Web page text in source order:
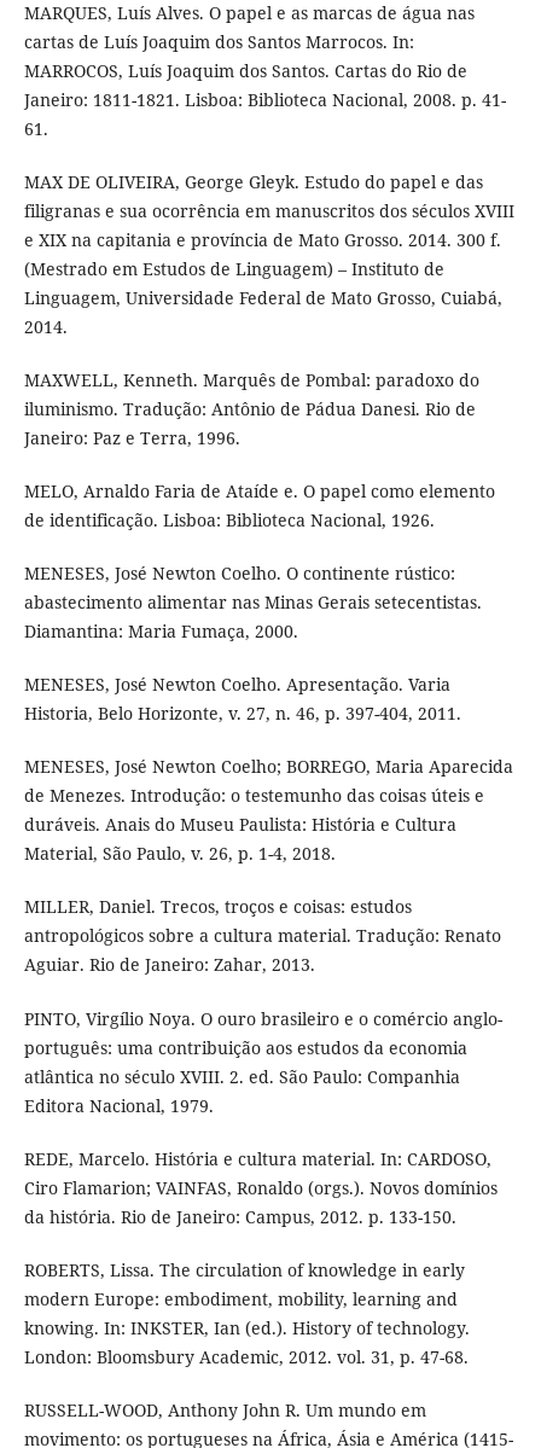
MARQUES, Luís Alves. O papel e as marcas de água nas
cartas de Luís Joaquim dos Santos Marrocos. In:
MARROCOS, Luís Joaquim dos Santos. Cartas do Rio de
Janeiro: 1811-1821. Lisboa: Biblioteca Nacional, 2008. p. 41-
61.
MAX DE OLIVEIRA, George Gleyk. Estudo do papel e das
filigranas e sua ocorrência em manuscritos dos séculos XVIII
e XIX na capitania e província de Mato Grosso. 2014. 300 f.
(Mestrado em Estudos de Linguagem) – Instituto de
Linguagem, Universidade Federal de Mato Grosso, Cuiabá,
2014.
MAXWELL, Kenneth. Marquês de Pombal: paradoxo do
iluminismo. Tradução: Antônio de Pádua Danesi. Rio de
Janeiro: Paz e Terra, 1996.
MELO, Arnaldo Faria de Ataíde e. O papel como elemento
de identificação. Lisboa: Biblioteca Nacional, 1926.
MENESES, José Newton Coelho. O continente rústico:
abastecimento alimentar nas Minas Gerais setecentistas.
Diamantina: Maria Fumaça, 2000.
MENESES, José Newton Coelho. Apresentação. Varia
Historia, Belo Horizonte, v. 27, n. 46, p. 397-404, 2011.
MENESES, José Newton Coelho; BORREGO, Maria Aparecida
de Menezes. Introdução: o testemunho das coisas úteis e
duráveis. Anais do Museu Paulista: História e Cultura
Material, São Paulo, v. 26, p. 1-4, 2018.
MILLER, Daniel. Trecos, troços e coisas: estudos
antropológicos sobre a cultura material. Tradução: Renato
Aguiar. Rio de Janeiro: Zahar, 2013.
PINTO, Virgílio Noya. O ouro brasileiro e o comércio anglo-
português: uma contribuição aos estudos da economia
atlântica no século XVIII. 2. ed. São Paulo: Companhia
Editora Nacional, 1979.
REDE, Marcelo. História e cultura material. In: CARDOSO,
Ciro Flamarion; VAINFAS, Ronaldo (orgs.). Novos domínios
da história. Rio de Janeiro: Campus, 2012. p. 133-150.
ROBERTS, Lissa. The circulation of knowledge in early
modern Europe: embodiment, mobility, learning and
knowing. In: INKSTER, Ian (ed.). History of technology.
London: Bloomsbury Academic, 2012. vol. 31, p. 47-68.
RUSSELL-WOOD, Anthony John R. Um mundo em
movimento: os portugueses na África, Ásia e América (1415-